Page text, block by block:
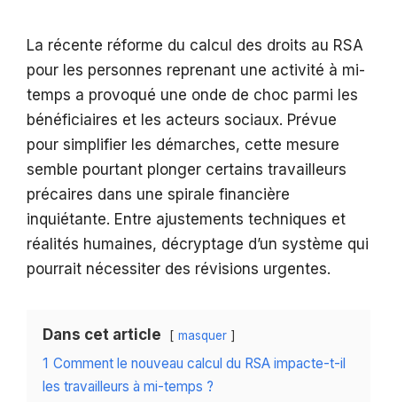
La récente réforme du calcul des droits au RSA
pour les personnes reprenant une activité à mi-
temps a provoqué une onde de choc parmi les
bénéficiaires et les acteurs sociaux. Prévue
pour simplifier les démarches, cette mesure
semble pourtant plonger certains travailleurs
précaires dans une spirale financière
inquiétante. Entre ajustements techniques et
réalités humaines, décryptage d’un système qui
pourrait nécessiter des révisions urgentes.
Dans cet article masquer
1 Comment le nouveau calcul du RSA impacte-t-il
les travailleurs à mi-temps ?